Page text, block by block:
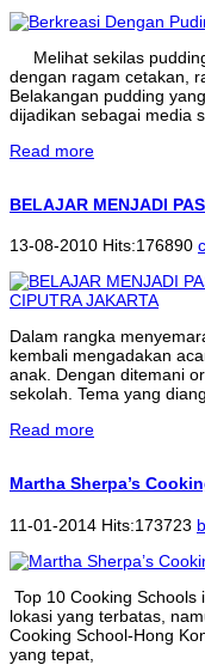
Melihat sekilas
dengan ragam cetakan,
Belakangan pudding
dijadikan sebagai media
Read more
BELAJAR MENJADI
13-08-2010 Hits:176890
Dalam rangka
kembali mengadakan
anak. Dengan ditemani
sekolah. Tema yang
Read more
Martha Sherpa’s
11-01-2014 Hits:173723
Top 10 Cooking
lokasi yang terbatas,
Cooking School-Hong
yang tepat,